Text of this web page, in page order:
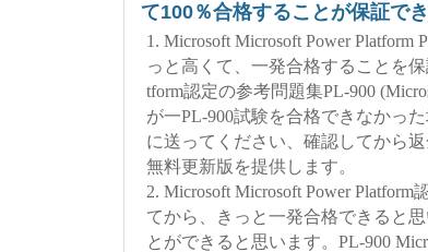
て100％合格することが保証でき
1. Microsoft Microsoft Power
っと高くて、一発合格することを
tform認定の参考問題集PL-900
が一PL-900試験を合格できなかっ
に送ってください、確認してから
無料更新版を提供します。
2. Microsoft Microsoft Power
てから、きっと一発合格できると
とができると思います。PL-900